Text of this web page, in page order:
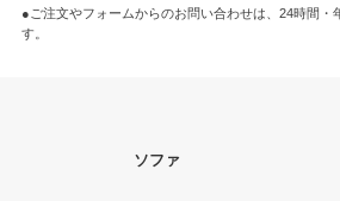
●ご注文やフォームからのお問い合わせは、 24時間・
す。
ソファ